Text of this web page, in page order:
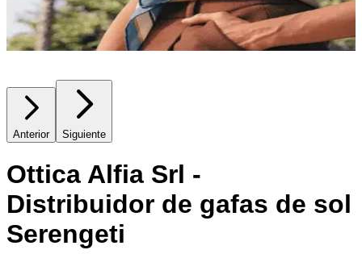
Anterior Siguiente
Ottica Alfia Srl -
Distribuidor de gafas de sol
Serengeti